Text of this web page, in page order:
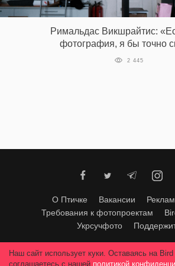
Римальдас Викшрайтис:
фотография, я бы точно
2 445
О Птичке Вакансии
Требования к фотопроектам
Укрсучфото
Любое использование материалов
редакции.© 2026, Bird In
Наш сайт использует куки. Оставаясь на
соглашаетесь с нашей политикой